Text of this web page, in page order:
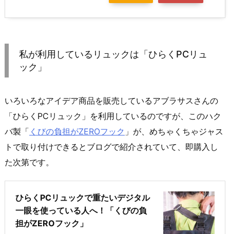
私が利用しているリュックは「ひらくPCリュ
ック」
いろいろなアイデア商品を販売しているアブラサスさんの
「ひらくPCリュック」を利用しているのですが、このハク
バ製「 くびの負担がZEROフック 」が、めちゃくちゃジャス
トで取り付けできるとブログで紹介されていて、即購入し
た次第です。
ひらくPCリュックで重たいデジタル
一眼を使っている人へ！「くびの負
担がZEROフック」